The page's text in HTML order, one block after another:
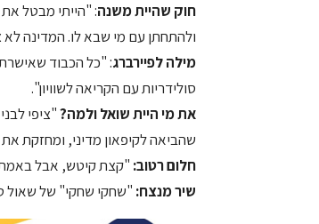
חוק שהיית משנה: "הייתי מבטל
ולהתחתן עם מי שבא לו. המדינה
מילה לפיירברג: "כל הכבוד שאישרת
סולידריות עם הקריאה לשוויון".
את מי היית שואל ולמה?"ציפי
שהביאה לקיפאון מדיני, ומחזקת
חלום רטוב: "קצת קיטש, אבל באמת
שיר מנצח: "שחקי שחקי" של שאול